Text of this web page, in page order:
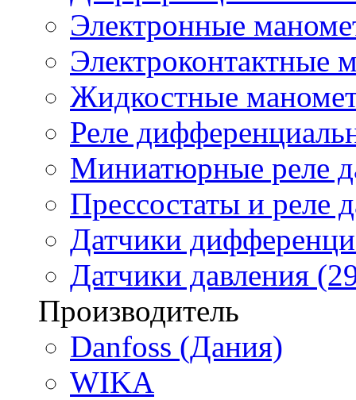
Электронные
Электроконтактные
Жидкостные
Реле
Миниатюрные реле
Прессостаты и реле
Датчики
Датчики давления
Производитель
Danfoss (Дания)
WIKA